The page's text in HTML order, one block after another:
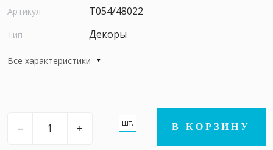
Артикул T054/48022
Тип Декоры
Все характеристики
– + шт. В КОРЗИНУ